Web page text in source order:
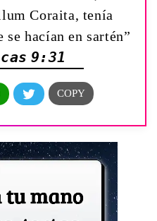
Coraita, tenía
se hacían en sartén”
9:31